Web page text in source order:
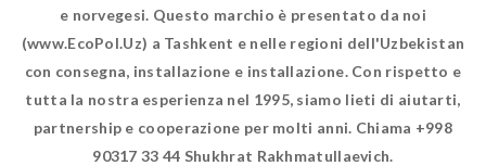
e norvegesi. Questo marchio è presentato da noi
(www.EcoPol.Uz) a Tashkent e nelle regioni dell'Uzbekistan
con consegna, installazione e installazione. Con rispetto e
tutta la nostra esperienza nel 1995, siamo lieti di aiutarti,
partnership e cooperazione per molti anni. Chiama +998
90317 33 44 Shukhrat Rakhmatullaevich.